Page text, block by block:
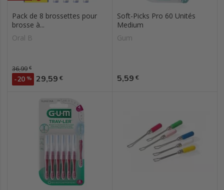
Pack de 8 brossettes pour
brosse à...
Oral B
Prix de base
36,99 €
-20 % Prix
29,59 €
Soft-Picks Pro 60 Unités
Medium
Gum
Prix
5,59 €